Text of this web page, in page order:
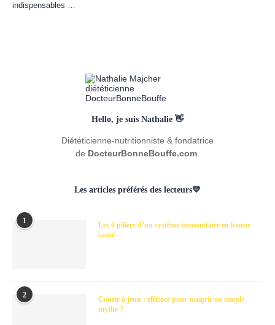
indispensables …
Hello, je suis Nathalie 👋
Diététicienne-nutritionniste & fondatrice
de DocteurBonneBouffe.com
Les articles préférés des lecteurs💛
1
Les 6 piliers d’un système immunitaire en bonne
santé
2
Courir à jeun : efficace pour maigrir ou simple
mythe ?